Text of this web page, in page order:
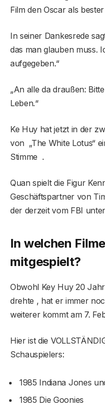
Film den Oscar als
In seiner Dankesrede
das man glauben muss.
aufgegeben.“
„An alle da draußen:
Leben.“
Ke Huy hat jetzt in der
von „The White Lotus“
Stimme .
Quan spielt die Figur
Geschäftspartner von
der derzeit vom FBI
In welchen
mitgespielt?
Obwohl Key Huy 20
drehte , hat er immer
weiterer kommt am 7.
Hier ist die
Schauspielers:
1985 Indiana Jones
1985 Die Goonies